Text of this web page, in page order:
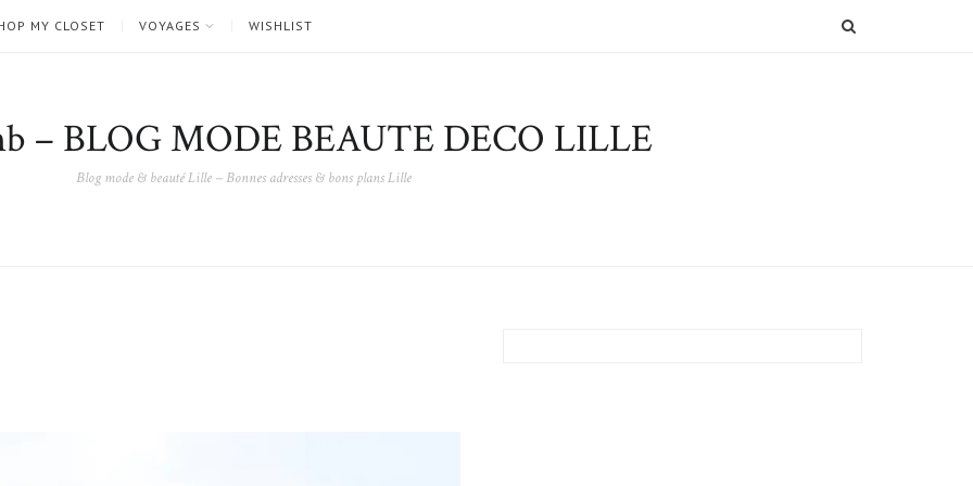
MY CLOSET VOYAGES WISHLIST
– BLOG MODE BEAUTE DECO LILLE
Blog mode & beauté Lille – Bonnes adresses & bons plans Lille